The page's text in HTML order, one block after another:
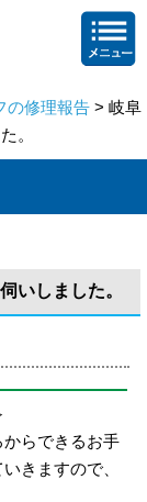
の修理報告 > 岐阜
。
いしました。
らできるお手
きますので、